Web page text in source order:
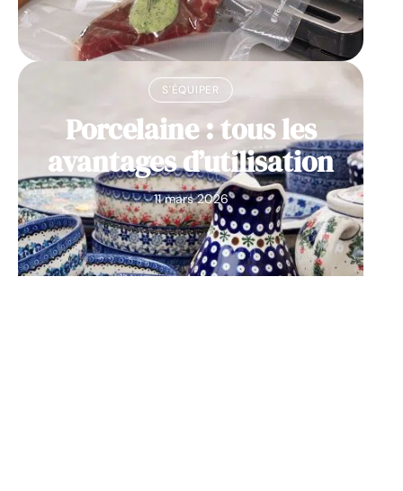
S'ÉQUIPER
Porcelaine : tous les
avantages d’utilisation
11 mars 2026